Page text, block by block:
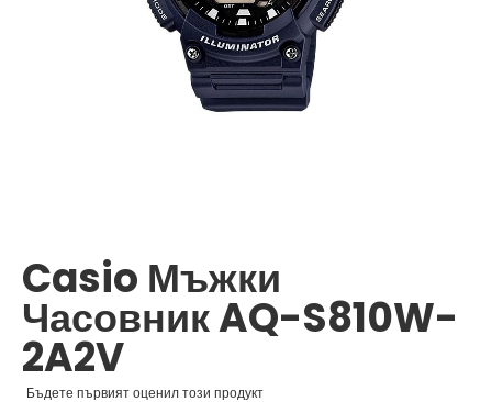
на
галерия
със
снимки
Casio Мъжки
Часовник AQ-S810W-
2A2V
Бъдете първият оценил този продукт